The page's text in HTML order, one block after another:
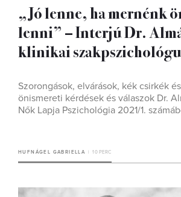
„Jó lenne, ha mernénk
lenni” – Interjú Dr.
klinikai
Szorongások, elvárások, kék csirkék
önismereti kérdések és válaszok Dr.
Nők Lapja Pszichológia 2021/1.
HUFNÁGEL GABRIELLA 10 PERC